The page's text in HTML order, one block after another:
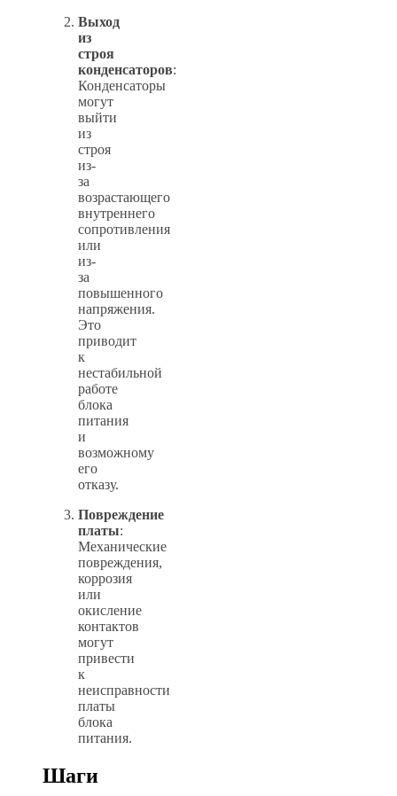
Выход
из
строя
конденсаторов:
Конденсаторы
могут
выйти
из
строя
из-
за
возрастающего
внутреннего
сопротивления
или
из-
за
повышенного
напряжения.
Это
приводит
к
нестабильной
работе
блока
питания
и
возможному
его
отказу.
Повреждение
платы:
Механические
повреждения,
коррозия
или
окисление
контактов
могут
привести
к
неисправности
платы
блока
питания.
Шаги